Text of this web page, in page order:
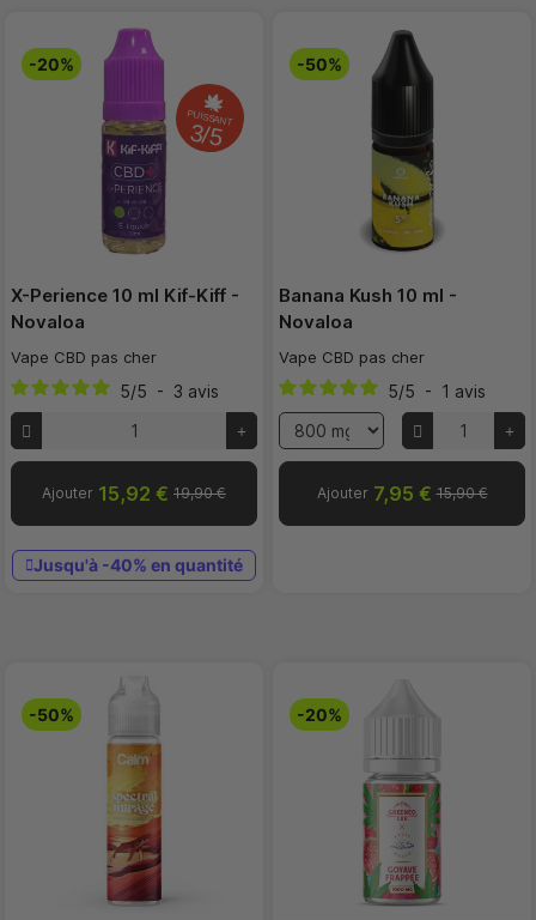
PUISSANT
3/5
-20%
X-Perience 10 ml Kif-Kiff -
Novaloa
Vape CBD pas cher
5/5 - 3 avis
Ajouter 15,92 € 19,90 €
Jusqu'à -40% en quantité
-50%
Banana Kush 10 ml -
Novaloa
Vape CBD pas cher
5/5 - 1 avis
Ajouter 7,95 € 15,90 €
-50% -20%